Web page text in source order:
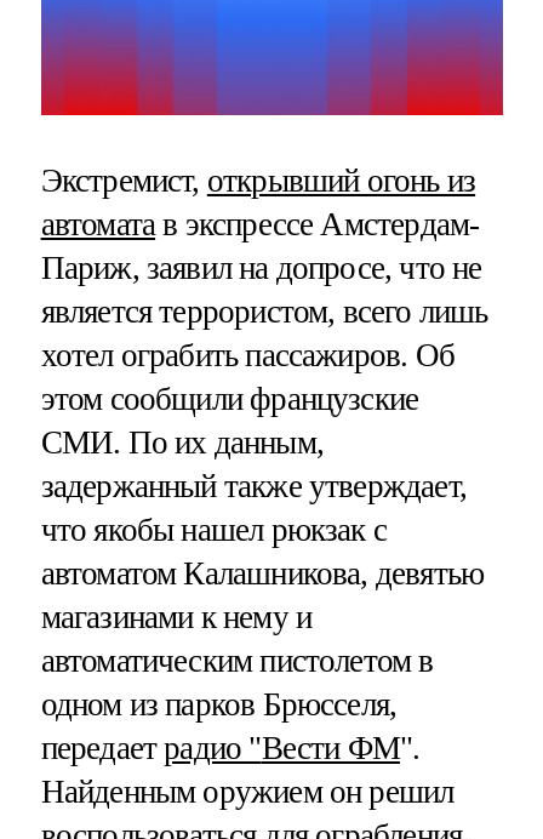
Экстремист, открывший огонь из
автомата в экспрессе Амстердам-
Париж, заявил на допросе, что не
является террористом, всего лишь
хотел ограбить пассажиров. Об
этом сообщили французские
СМИ. По их данным,
задержанный также утверждает,
что якобы нашел рюкзак с
автоматом Калашникова, девятью
магазинами к нему и
автоматическим пистолетом в
одном из парков Брюсселя,
передаетрадио "Вести ФМ".
Найденным оружием он решил